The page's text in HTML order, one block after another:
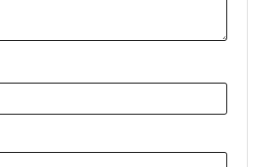
Non
Lunettes de vue